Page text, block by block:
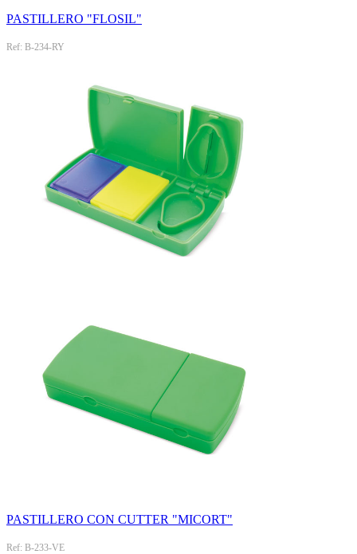
PASTILLERO "FLOSIL"
Ref: B-234-RY
PASTILLERO CON CUTTER "MICORT"
Ref: B-233-VE